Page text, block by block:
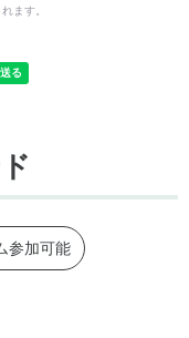
ます。
参加可能